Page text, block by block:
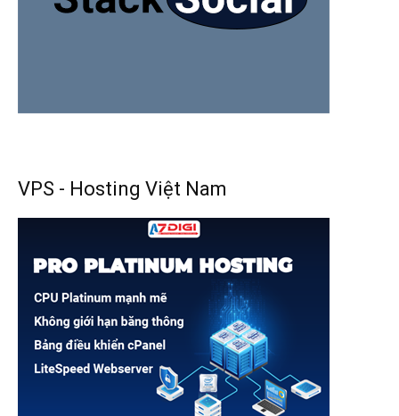
VPS - Hosting Việt Nam